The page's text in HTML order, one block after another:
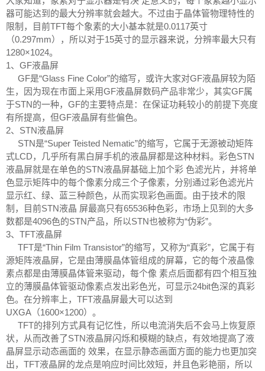
器可能达到的最大分辨率就会越大。不过由于晶体管物理特性的
限制，目前TFT每个象素的大小基本就是0.0117英寸
（0.297mm），所以对于15英寸的显示器来说，分辨率最大只有
1280×1024。
1、GF液晶屏
GF是“Glass Fine Color”的缩写，或许大家对GF液晶屏较为陌
生，因为现在市面上采用GF液晶屏数码产品非常少，其实GF属
于STN的一种，GF的主要特点是：在保证功耗较小的前提下亮度
有所提高，但GF液晶屏有些偏色。
2、STN液晶屏
STN是“Super Teisted Nematic”的缩写，它属于无源被动矩阵
式LCD，几乎所有黑白屏手机的液晶屏都是这种材料。彩色STN
液晶屏就是在单色的STN液晶屏基础上加个彩 色滤光片，并将单
色显示矩阵中的每个像素分成三个子像素，分别通过彩色滤光片
显示红、绿、蓝三种颜色，从而实现彩色画面。由于技术的限
制，目前STN液晶 屏最高只有65536种色彩，市场上见到的大多
数都是4096色的STN产品，所以STN也被称为“伪彩”。
3、TFT液晶屏
TFT是“Thin Film Transistor”的缩写，又称为“真彩”，它属于有
源矩阵液晶屏，它是由薄膜晶体管组成的屏幕，它的每个液晶像
素点都是由薄膜晶体管来驱动，每个像 素点后面都有四个相互独
立的薄膜晶体管驱动像素点发出彩色光，可显示24bit色深的真彩
色。在分辨率上，TFT液晶屏最大可以达到
UXGA（1600×1200）。
TFT的排列方式具有记忆性，所以电流消失后不会马上恢复原
状，从而改善了STN液晶屏闪烁和模糊的缺点，有效地提高了液
晶屏显示动态画面的 效果，在显示静态画面方面的能力也更加突
出，TFT液晶屏的龙点是响应时间比效短，并且色彩艳丽，所以